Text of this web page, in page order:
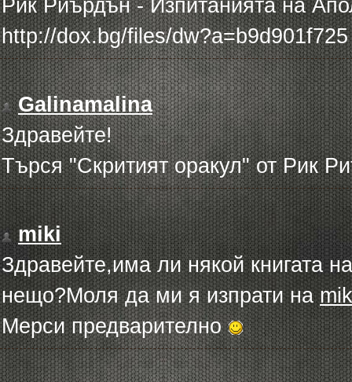
Рик Риърдън - Изпитанията на
http://dox.bg/files/dw?a=b9d901f725
Galinamalina
Здравейте!
Търся "Скритият оракул" от Рик
miki
Здравейте,има ли някой книгата
нещо?Моля да ми я изпрати на
Мерси предварително